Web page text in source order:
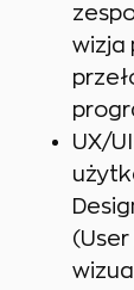
wizja
UX/